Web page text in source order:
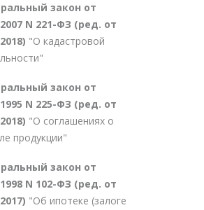
закон от
N 221-ФЗ (ред. от
"О кадастровой
закон от
N 225-ФЗ (ред. от
"О соглашениях о
продукции"
закон от
N 102-ФЗ (ред. от
"Об ипотеке (залоге